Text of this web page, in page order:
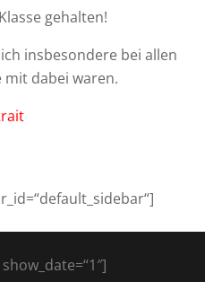
gehalten!
insbesondere bei allen
mit dabei waren.